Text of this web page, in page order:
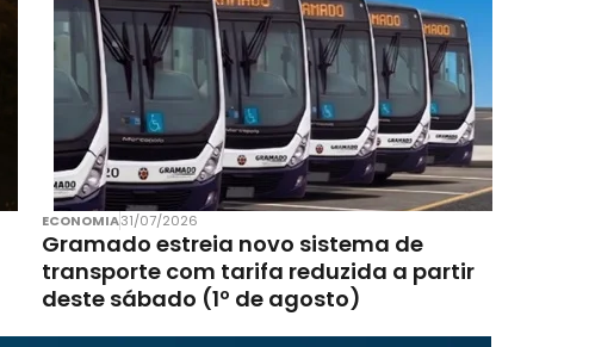
ECONOMIA31/07/2026
Gramado estreia novo sistema de
transporte com tarifa reduzida a partir
deste sábado (1º de agosto)